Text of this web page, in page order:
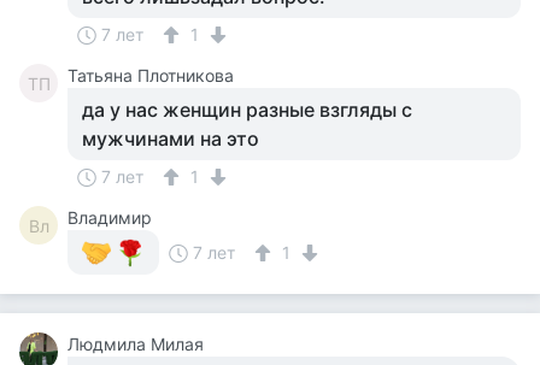
7 лет 1
ТП Татьяна Плотникова
да у нас женщин разные взгляды с
мужчинами на это
7 лет 1
Вл
Владимир
7 лет
1
Людмила Милая